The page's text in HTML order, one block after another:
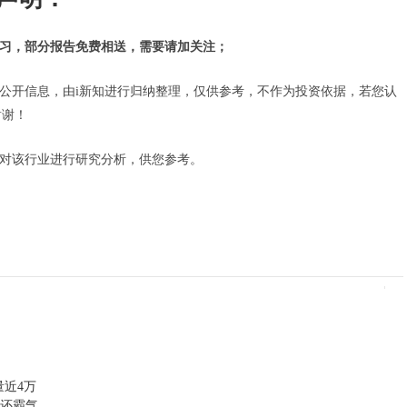
，部分报告免费相送，需要请加关注；
开信息，由i新知进行归纳整理，仅供参考，不作为投资依据，若您认
！
该行业进行研究分析，供您参考。
近4万